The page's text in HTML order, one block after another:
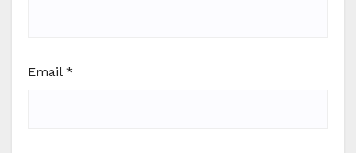
Email *